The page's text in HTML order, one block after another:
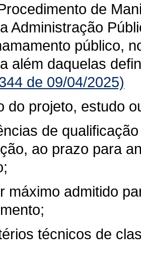
de
Administração
público,
além daquelas
de 09/04/2025)
do projeto, estudo
de
ao prazo para
máximo admitido
técnicos de